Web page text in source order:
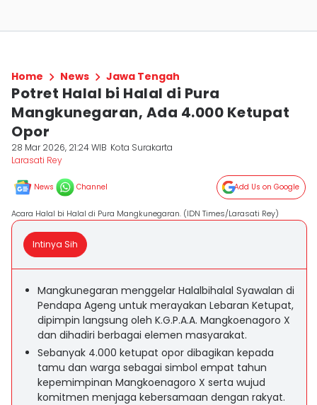
Home News Jawa Tengah
Potret Halal bi Halal di Pura
Mangkunegaran, Ada 4.000 Ketupat
Opor
28 Mar 2026, 21:24 WIB Kota Surakarta
Larasati Rey
News Channel Add Us on Google
Acara Halal bi Halal di Pura Mangkunegaran. (IDN Times/Larasati Rey)
Intinya Sih
Mangkunegaran menggelar Halalbihalal Syawalan di
Pendapa Ageng untuk merayakan Lebaran Ketupat,
dipimpin langsung oleh K.G.P.A.A. Mangkoenagoro X
dan dihadiri berbagai elemen masyarakat.
Sebanyak 4.000 ketupat opor dibagikan kepada
tamu dan warga sebagai simbol empat tahun
kepemimpinan Mangkoenagoro X serta wujud
komitmen menjaga kebersamaan dengan rakyat.